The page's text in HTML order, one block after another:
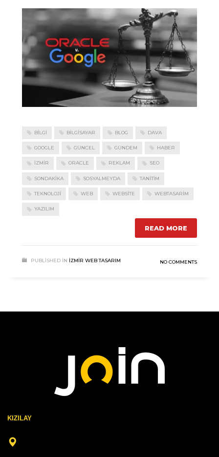
BILGI BILGISAYAR BLOG DAVA
GOOGLE GÜNCEL GÜNDEM HABER
IZMIR ORACLE REKLAM SEO
SONDAKIKA SOSYALMEYDA TANITIM
TEKNOLOJI WEB WEBSITE WEBTASARIM
YAZILIM
READ MORE
PUBLISHED IN İZMIR WEB TASARIM NO COMMENTS
KIZILAY